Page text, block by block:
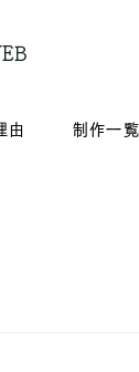
由 制作一覧